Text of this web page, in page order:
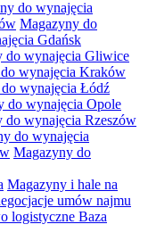
do wynajęcia
Magazyny do
Gdańsk
do wynajęcia Gliwice
wynajęcia Kraków
wynajęcia Łódź
do wynajęcia Opole
do wynajęcia Rzeszów
do wynajęcia
Magazyny do
Magazyny i hale na
umów najmu
logistyczne Baza